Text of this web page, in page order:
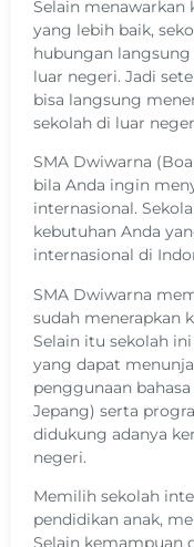
Selain menawarkan
yang lebih baik,
hubungan
luar negeri. Jadi
bisa langsung
sekolah di luar
SMA Dwiwarna
bila Anda ingin
internasional.
kebutuhan Anda
internasional di
SMA Dwiwarna
sudah menerapkan
Selain itu sekolah
yang dapat
penggunaan
Jepang) serta
didukung adanya
negeri.
Memilih sekolah
pendidikan anak,
Selain kemampuan